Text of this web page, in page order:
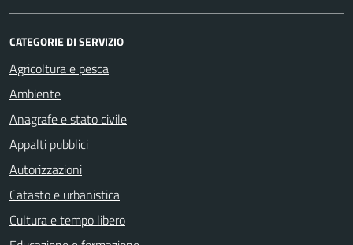
CATEGORIE DI SERVIZIO
Agricoltura e pesca
Ambiente
Anagrafe e stato civile
Appalti pubblici
Autorizzazioni
Catasto e urbanistica
Cultura e tempo libero